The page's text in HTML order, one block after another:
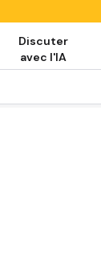
Discuter
avec l'IA